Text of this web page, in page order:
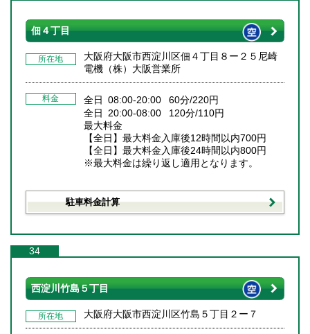
佃４丁目
所在地
大阪府大阪市西淀川区佃４丁目８ー２５尼崎
電機（株）大阪営業所
料金
全日 08:00-20:00 60分/220円
全日 20:00-08:00 120分/110円
最大料金
【全日】最大料金入庫後12時間以内700円
【全日】最大料金入庫後24時間以内800円
※最大料金は繰り返し適用となります。
駐車料金計算
34
西淀川竹島５丁目
所在地 大阪府大阪市西淀川区竹島５丁目２ー７